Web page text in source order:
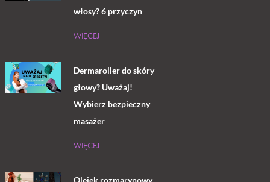
włosy? 6 przyczyn
WIĘCEJ
Dermaroller do skóry
głowy? Uważaj!
Wybierz bezpieczny
masażer
WIĘCEJ
Olejek rozmarynowy